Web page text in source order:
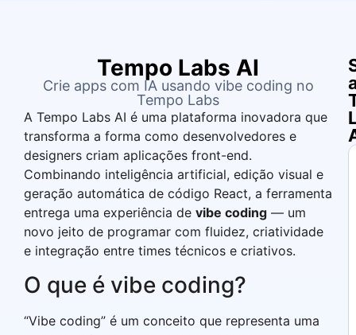
Tempo Labs AI
Crie apps com IA usando vibe coding no
Tempo Labs
A Tempo Labs AI é uma plataforma inovadora que
transforma a forma como desenvolvedores e
designers criam aplicações front-end.
Combinando inteligência artificial, edição visual e
geração automática de código React, a ferramenta
entrega uma experiência de vibe coding — um
novo jeito de programar com fluidez, criatividade
e integração entre times técnicos e criativos.
O que é vibe coding?
“Vibe coding” é um conceito que representa uma